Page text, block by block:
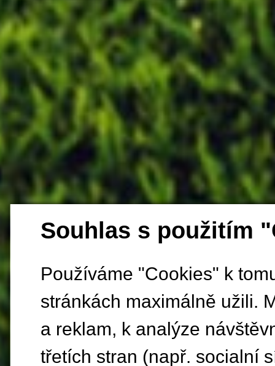
Souhlas s použitím
Používáme "Cookies" k
stránkách maximálně užili.
a reklam, k analýze
třetích stran (např. socialní